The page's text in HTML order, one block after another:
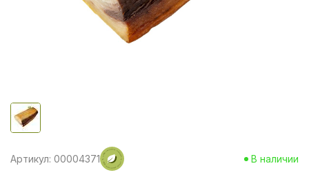
Артикул: 00004371 В наличии